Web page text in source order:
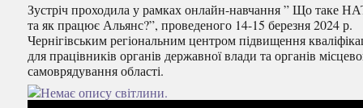
Зустріч проходила у рамках онлайн-навчання ” Що таке
та як працює Альянс?”, проведеного 14-15 березня 2024 р.
Чернігівським регіональним центром підвищення
для працівників органів державної влади та органів
самоврядування області.